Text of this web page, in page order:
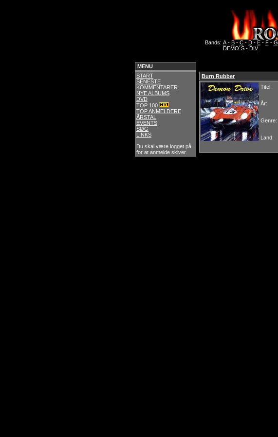
Bands: A- B- C- D- E- F- G
DEMO´S- DIV
MENU
START
SENESTE
KOMMENTARER
NYE ALBUMS
DVD
TOP 100
TOP ANMELDERE
ÅRSTAL
EVENTS
SØG
LINKS
Du skal være logget på
for at anmelde skiver.
Burn Rubber
Titel:
År:
Genre:
Land: